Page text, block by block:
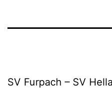
SV Furpach – SV